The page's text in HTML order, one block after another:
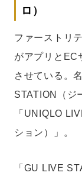
ロ）
ファーストリ
がアプリとEC
させている。
STATION（ジ
「UNIQLO
ション）」。
「GU LIVE